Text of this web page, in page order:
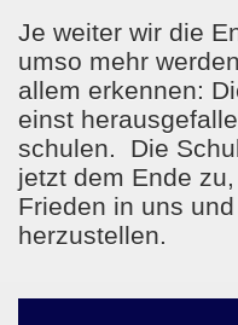
Je weiter wir die
umso mehr
allem erkennen:
einst
schulen.
Die
jetzt dem Ende
Frieden in uns
herzustellen.